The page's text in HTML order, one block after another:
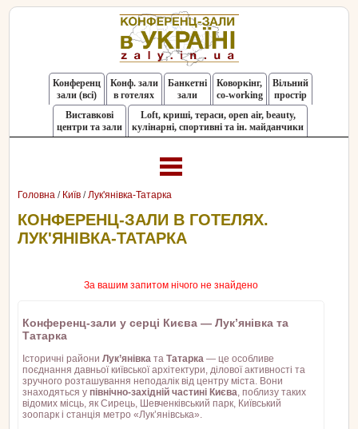
Конференц
зали (всі)
Конф. зали
в готелях
Банкетні
зали
Коворкінг,
co-working
Вільний
простір
Виставкові
центри та зали
Loft, криші, тераси, оpen air, beauty,
кулінарні, спортивні та ін. майданчики
Головна / Київ /Лук'янівка-Татарка
КОНФЕРЕНЦ-ЗАЛИ В ГОТЕЛЯХ.
ЛУК'ЯНІВКА-ТАТАРКА
За вашим запитом нічого не знайдено
Конференц-зали у серці Києва — Лук’янівка та
Татарка
Історичні райони Лук’янівка та Татарка — це особливе
поєднання давньої київської архітектури, ділової активності та
зручного розташування неподалік від центру міста. Вони
знаходяться у північно-західній частині Києва, поблизу таких
відомих місць, як Сирець, Шевченківський парк, Київський
зоопарк і станція метро «Лук’янівська».